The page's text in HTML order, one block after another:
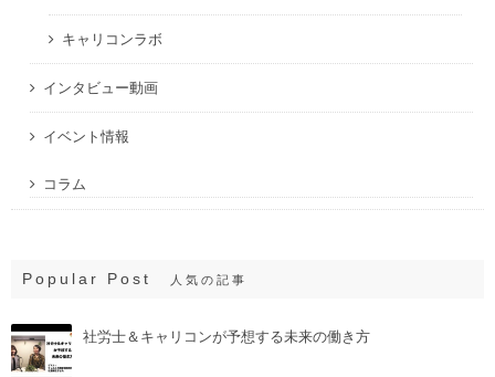
キャリコンラボ
インタビュー動画
イベント情報
コラム
Popular Post 人気の記事
社労士＆キャリコンが予想する未来の働き方